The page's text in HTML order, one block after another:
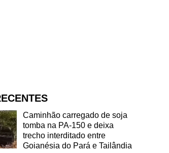
Caminhão carregado de soja
tomba na PA-150 e deixa
trecho interditado entre
Goianésia do Pará e Tailândia